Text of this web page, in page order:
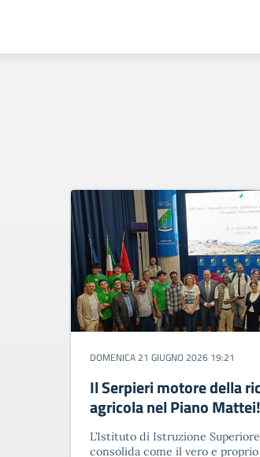
DOMENICA 21 GIUGNO 2026 19:21
Il Serpieri motore della
agricola nel Piano Mattei!​
L’Istituto di Istruzione
consolida come il vero e